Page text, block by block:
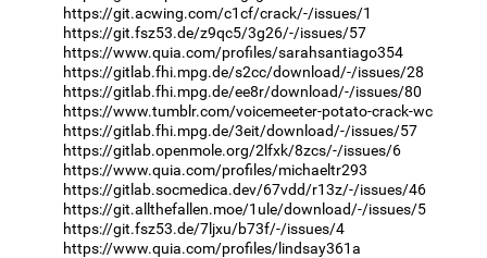
https://git.acwing.com/c1cf/crack/-/issues/1
https://git.fsz53.de/z9qc5/3g26/-/issues/57
https://www.quia.com/profiles/sarahsantiago354
https://gitlab.fhi.mpg.de/s2cc/download/-/issues/28
https://gitlab.fhi.mpg.de/ee8r/download/-/issues/80
https://www.tumblr.com/voicemeeter-potato-crack-wc
https://gitlab.fhi.mpg.de/3eit/download/-/issues/57
https://gitlab.openmole.org/2lfxk/8zcs/-/issues/6
https://www.quia.com/profiles/michaeltr293
https://gitlab.socmedica.dev/67vdd/r13z/-/issues/46
https://git.allthefallen.moe/1ule/download/-/issues/5
https://git.fsz53.de/7ljxu/b73f/-/issues/4
https://www.quia.com/profiles/lindsay361a